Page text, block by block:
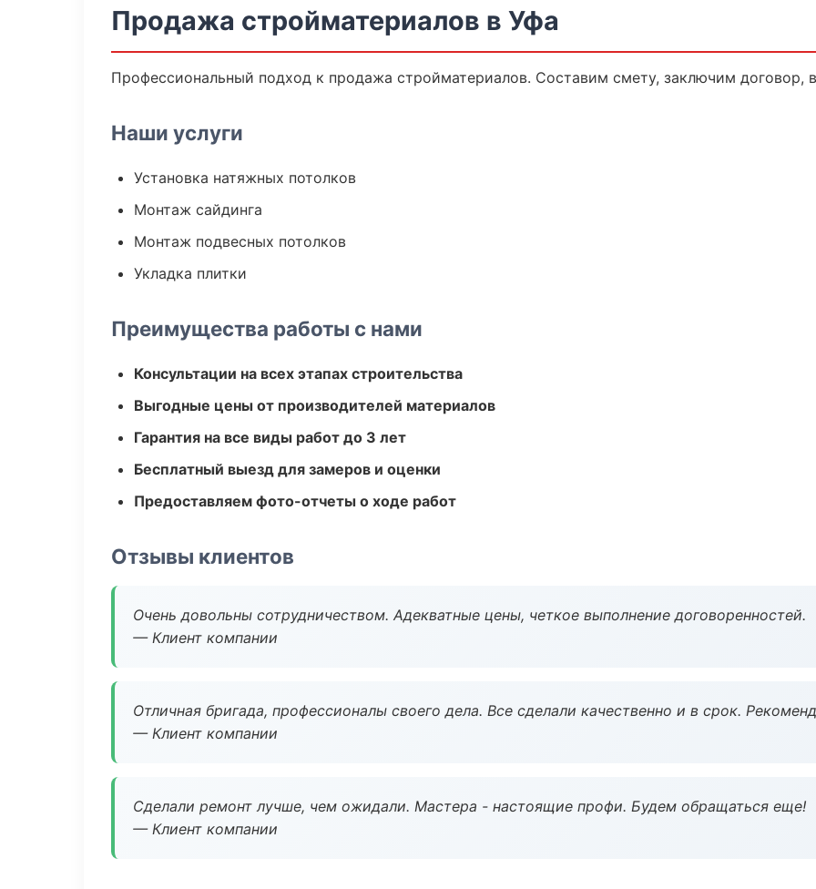
Продажа стройматериалов в Уфа
Профессиональный подход к продажа стройматериалов. Составим смету, заключим договор,
Наши услуги
Установка натяжных потолков
Монтаж сайдинга
Монтаж подвесных потолков
Укладка плитки
Преимущества работы с нами
Консультации на всех этапах строительства
Выгодные цены от производителей материалов
Гарантия на все виды работ до 3 лет
Бесплатный выезд для замеров и оценки
Предоставляем фото-отчеты о ходе работ
Отзывы клиентов
Очень довольны сотрудничеством. Адекватные цены, четкое выполнение договоренностей.
— Клиент компании
Отличная бригада, профессионалы своего дела. Все сделали качественно и в срок.
— Клиент компании
Сделали ремонт лучше, чем ожидали. Мастера - настоящие профи. Будем обращаться еще!
— Клиент компании